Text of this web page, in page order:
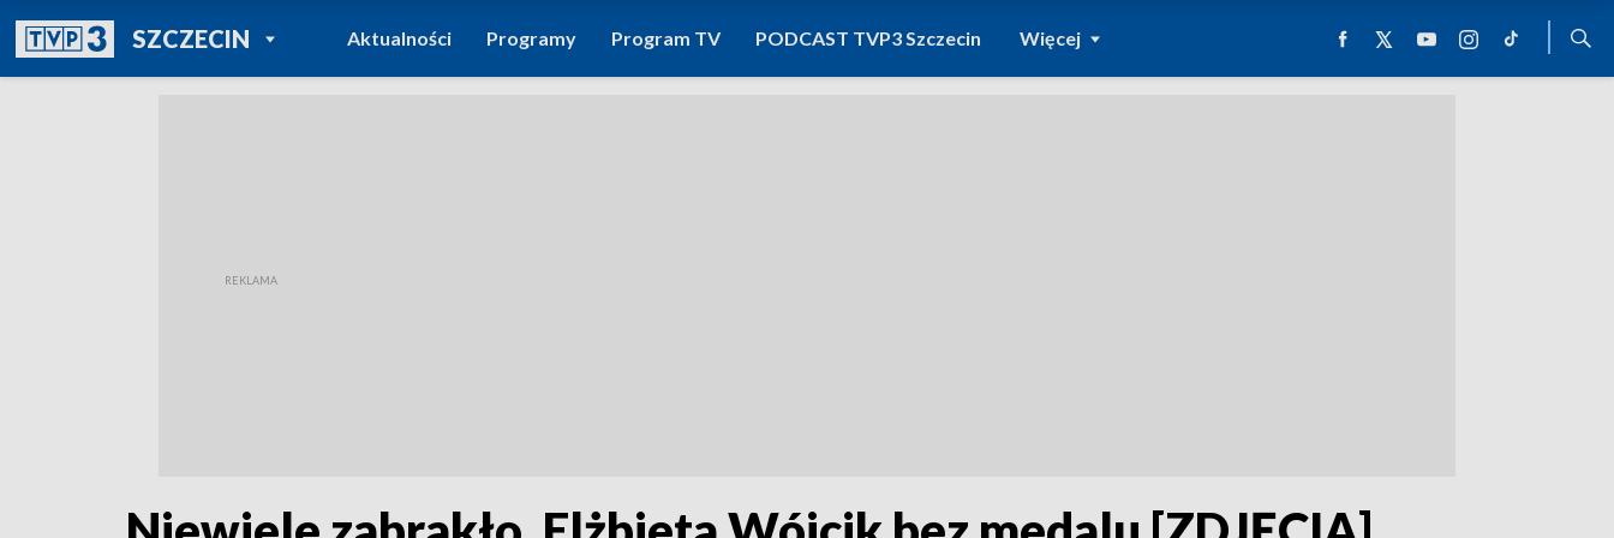
SZCZECINPOWRÓT DO
TVP REGIONY
Aktualności Programy Program TV PODCAST TVP3 Szczecin Więcej